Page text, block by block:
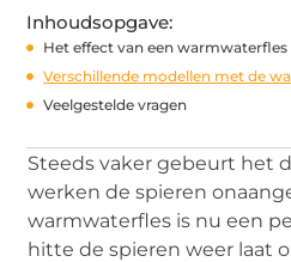
Inhoudsopgave:
Het effect van een warmwaterfles
Verschillende modellen met de
Veelgestelde vragen
Steeds vaker gebeurt het
werken de spieren
warmwaterfles is nu een
hitte de spieren weer laat